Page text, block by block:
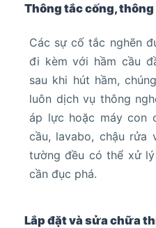
Thông tắc cống,
Các sự cố tắc nghẽn
đi kèm với hầm cầu
sau khi hút hầm,
luôn dịch vụ thông
áp lực hoặc máy con
cầu, lavabo, chậu rửa
tường đều có thể xử
cần đục phá.
Lắp đặt và sửa chữa